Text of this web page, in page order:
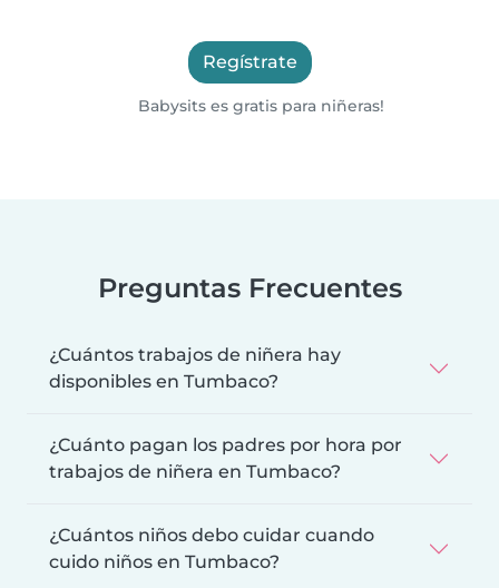
Regístrate
Babysits es gratis para niñeras!
Preguntas Frecuentes
¿Cuántos trabajos de niñera hay
disponibles en Tumbaco?
¿Cuánto pagan los padres por hora por
trabajos de niñera en Tumbaco?
¿Cuántos niños debo cuidar cuando
cuido niños en Tumbaco?